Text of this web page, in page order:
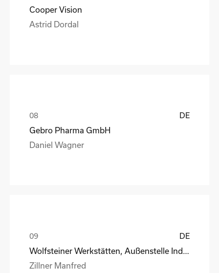
Cooper Vision
Astrid Dordal
DE
Gebro Pharma GmbH
Daniel Wagner
DE
Zillner Manfred